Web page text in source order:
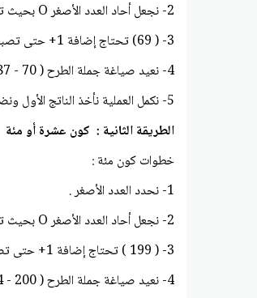
2- نجعل أحاد العدد الأصغر O بحيث تكون عشرة (العدد القريب من 69 ومن مضاعفات العدد العشرة ) هو 70 .
3- ( 69) تحتاج إضافة 1+ حتى تصبح 70 .
4- نعيد صياغة جملة الطرح ( 70 - 87 ).
5- نكمل العملية نأخذ الناتج الأول ونضيف له نفس المقدار الذي اضفناه في البداية 1.
الطريقة الثانية : كون عشرة أو مئة
خطوات كون مئة :
1- نحدد العدد الأصغر .
2- نجعل أحاد العدد الأصغر O بحيث تكون مئة (العدد القريب من 199 ومن مضاعفات العدد مئة ) هو 200 .
3- ( 199 ) تحتاج إضافة 1+ حتى تصبح 200 .
4- نعيد صياغة جملة الطرح ( 200 - 384 ).